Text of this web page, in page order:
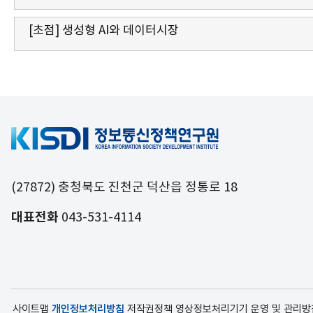
[초점] 생성형 AI와 데이터시장
(27872) 충청북도 진천군 덕산읍 정통로 18
대표전화 043-531-4114
사이트맵 개인정보처리방침 저작권정책 영상정보처리기기 운영 및 관리방